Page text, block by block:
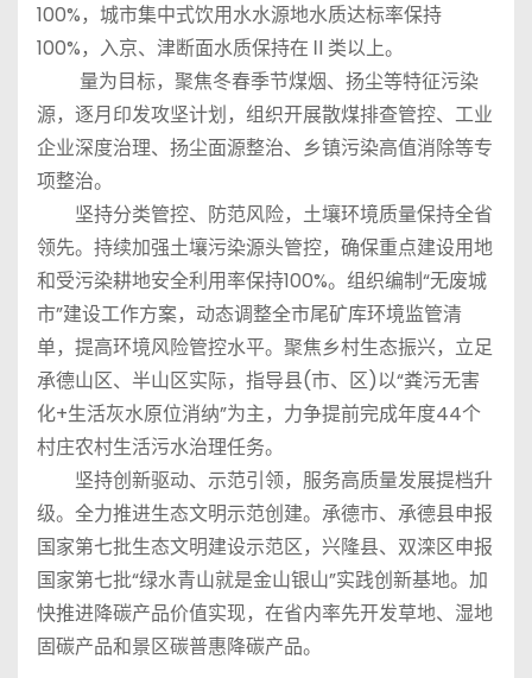
100%，城市集中式饮用水水源地水质达标率保持
100%，入京、津断面水质保持在Ⅱ类以上。
量为目标，聚焦冬春季节煤烟、扬尘等特征污染
源，逐月印发攻坚计划，组织开展散煤排查管控、工业
企业深度治理、扬尘面源整治、乡镇污染高值消除等专
项整治。
坚持分类管控、防范风险，土壤环境质量保持全省
领先。持续加强土壤污染源头管控，确保重点建设用地
和受污染耕地安全利用率保持100%。组织编制“无废城
市”建设工作方案，动态调整全市尾矿库环境监管清
单，提高环境风险管控水平。聚焦乡村生态振兴，立足
承德山区、半山区实际，指导县(市、区)以“粪污无害
化+生活灰水原位消纳”为主，力争提前完成年度44个
村庄农村生活污水治理任务。
坚持创新驱动、示范引领，服务高质量发展提档升
级。全力推进生态文明示范创建。承德市、承德县申报
国家第七批生态文明建设示范区，兴隆县、双滦区申报
国家第七批“绿水青山就是金山银山”实践创新基地。加
快推进降碳产品价值实现，在省内率先开发草地、湿地
固碳产品和景区碳普惠降碳产品。